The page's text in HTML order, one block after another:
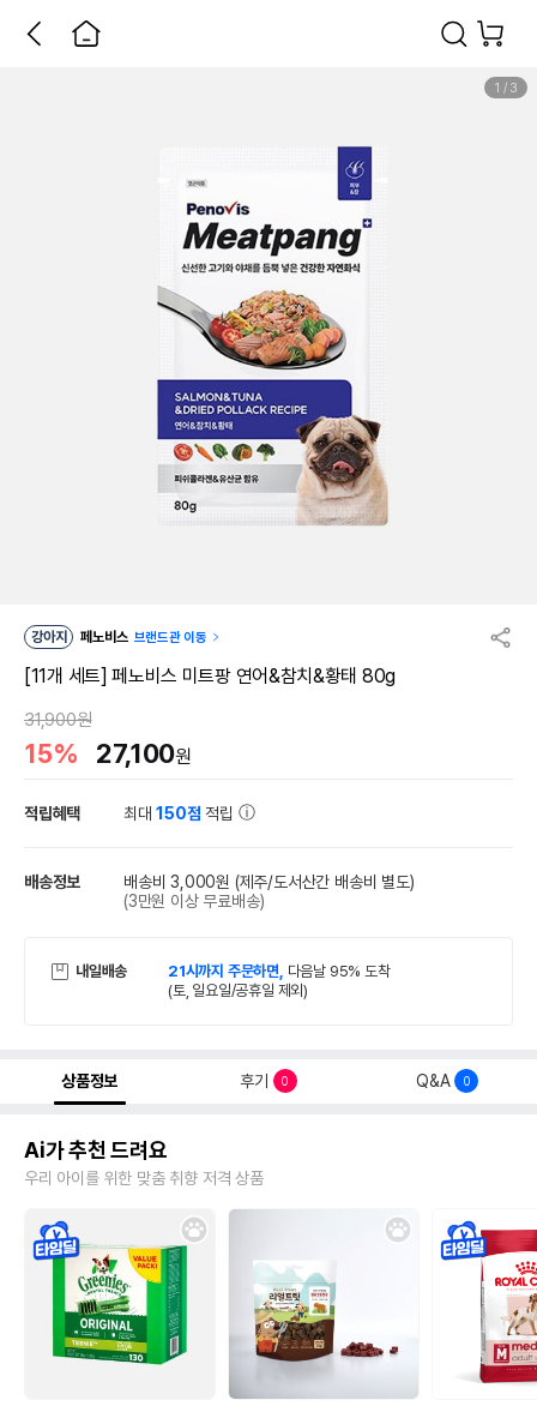
1 / 3
강아지 페노비스 브랜드관 이동
[11개 세트] 페노비스 미트팡 연어&참치&황태 80g
31,900원
15% 27,100원
적립혜택 최대150점 적립
배송정보 배송비 3,000원 (제주/도서산간 배송비 별도)
(3만원 이상 무료배송)
내일배송 21시까지 주문하면, 다음날 95% 도착
(토, 일요일/공휴일 제외)
상품정보 후기 0 Q&A 0
Ai가 추천 드려요
우리 아이를 위한 맞춤 취향 저격 상품